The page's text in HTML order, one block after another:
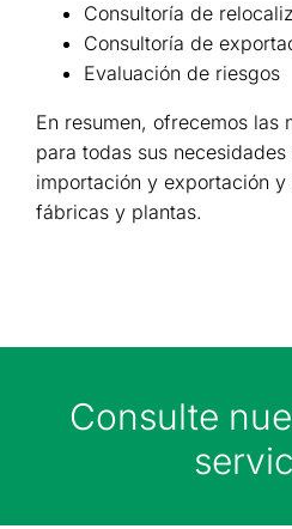
Consultoría de
Consultoría de
Evaluación de riesgos
En resumen, ofrecemos las
para todas sus
importación y exportación
fábricas y plantas.
Consulte